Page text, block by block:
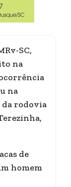
SC,
na
na
rodovia
de
homem